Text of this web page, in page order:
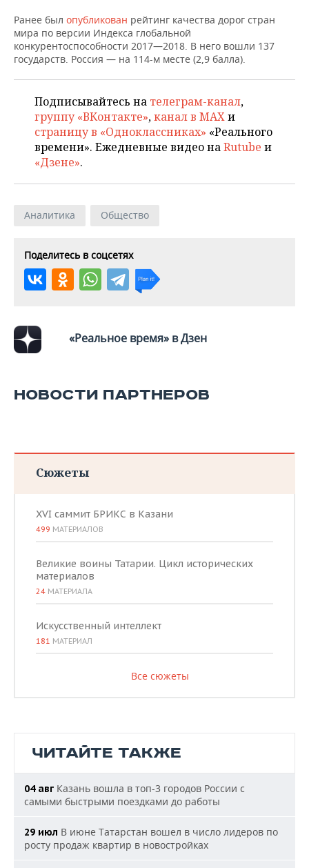
ЭНЕРГЕТИКА
ТЕЛЕКОММУНИКАЦИИ
БИЗНЕС-БРАНЧИ
ONLINE-КОНФЕРЕНЦИИ
ОТКРЫТАЯ ЛЕКЦИЯ
ФУТБОЛ
ХОККЕЙ
БАСКЕТБОЛ
ВОЛЕЙБОЛ
КИБЕРСПОРТ
ХОККЕЙ С МЯЧОМ
НОВОСТИ ОБЩЕСТВА
ВЛАСТЬ
ИНФРАСТРУКТУРА
ИСТОРИЯ
КУЛЬТУРА
ПРОИСШЕСТВИЯ
ФОТОГАЛЕРЕЯ
СЮЖЕТЫ
СПРАВОЧНИК
СПИСОК ПЕРСОН
СПИСОК КОМПАНИЙ
ПОЛНАЯ ВЕРСИЯ
Ранее был опубликован рейтинг качества дорог стран
мира по версии Индекса глобальной
конкурентоспособности 2017—2018. В него вошли 137
государств. Россия — на 114-м месте (2,9 балла).
Подписывайтесь на телеграм-канал,
группу «ВКонтакте»,канал в MAXи
страницу в «Одноклассниках» «Реального
времени». Ежедневные видео наRutube и
«Дзене».
Аналитика Общество
Поделитесь в соцсетях
«Реальное время» в Дзен
НОВОСТИ ПАРТНЕРОВ
Сюжеты
XVI саммит БРИКС в Казани
499 МАТЕРИАЛОВ
Великие воины Татарии. Цикл исторических
материалов
24 МАТЕРИАЛА
Искусственный интеллект
181 МАТЕРИАЛ
Все сюжеты
ЧИТАЙТЕ ТАКЖЕ
04 авг Казань вошла в топ-3 городов России с
самыми быстрыми поездками до работы
29 июл В июне Татарстан вошел в число лидеров по
росту продаж квартир в новостройках